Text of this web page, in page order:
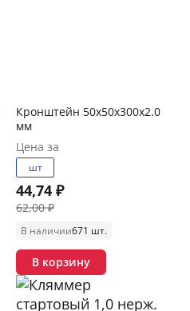
Кронштейн 50х50х300х2.0
мм
Цена за
шт
44,74 ₽
62,00 ₽
В наличии671 шт.
В корзину